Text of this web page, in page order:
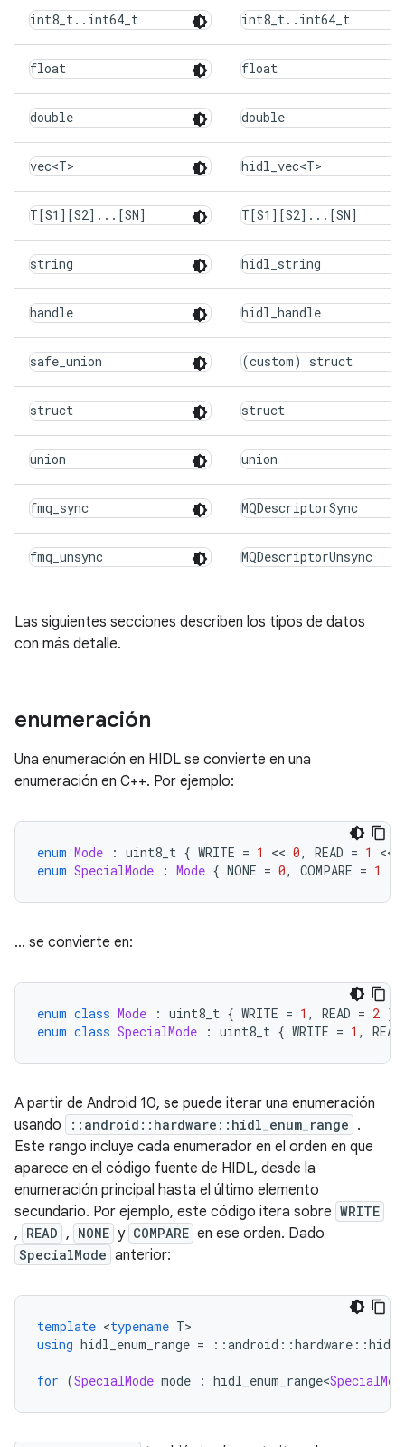
int8_t..int64_t int8_t..int64_t
float float
double double
vec<T> hidl_vec<T>
T[S1][S2]...[SN] T[S1][S2]...[SN]
string hidl_string
handle hidl_handle
safe_union (custom) struct
struct struct
union union
fmq_sync MQDescriptorSync
fmq_unsync MQDescriptorUnsync
Las siguientes secciones describen los tipos de datos
con más detalle.
enumeración
Una enumeración en HIDL se convierte en una
enumeración en C++. Por ejemplo:
enum Mode : uint8_t { WRITE = 1 << 0, READ = 1 <<
enum SpecialMode : Mode { NONE = 0, COMPARE = 1
… se convierte en:
enum class Mode : uint8_t { WRITE = 1 , READ = 2 };
enum class SpecialMode : uint8_t { WRITE = 1 ,
A partir de Android 10, se puede iterar una enumeración
usando
::android::hardware::hidl_enum_range .
Este rango incluye cada enumerador en el orden en que
aparece en el código fuente de HIDL, desde la
enumeración principal hasta el último elemento
secundario. Por ejemplo, este código itera sobre WRITE
, READ , NONE y COMPARE en ese orden. Dado
SpecialMode anterior:
template <typename T>
using hidl_enum_range = ::android ::hardware ::
for (SpecialMode mode : hidl_enum_range<